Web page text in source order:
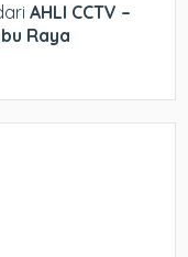
AHLI CCTV –
Raya